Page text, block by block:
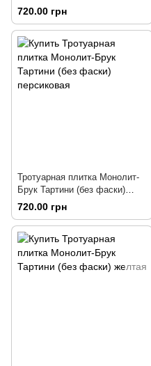
коричневая
720.00 грн
Тротуарная плитка Монолит-
Брук Тартини (без фаски)
персиковая
720.00 грн